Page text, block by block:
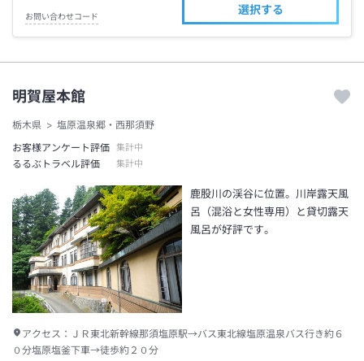
お問い合わせコード
選択する
明賀屋本館
栃木県
塩原温泉郷・西那須野
お客様アンケート評価
集計中
るるぶトラベル評価 集計中
鹿股川の渓谷に位置。川岸露天風
呂（混浴と女性専用）と貸切露天
風呂が好評です。
アクセス： ＪＲ東北新幹線那須塩原駅→バス東北線塩原温泉バス行き約６
０分塩原塩釜下車→徒歩約２０分